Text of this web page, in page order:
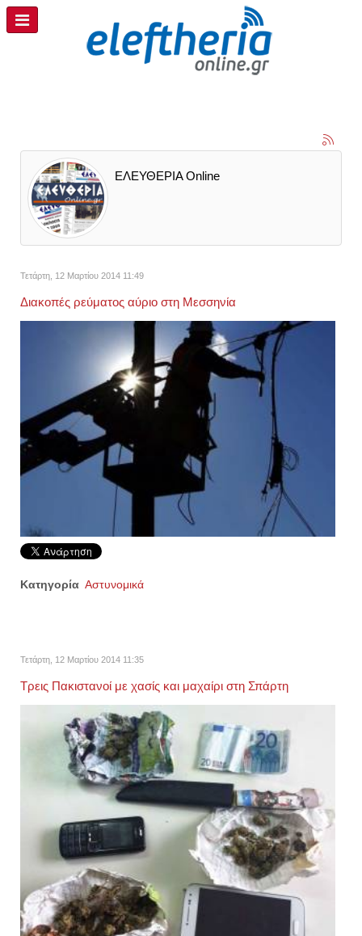
ΕΛΕΥΘΕΡΙΑ Online
Τετάρτη, 12 Μαρτίου 2014 11:49
Διακοπές ρεύματος αύριο στη Μεσσηνία
Κατηγορία Αστυνομικά
Τετάρτη, 12 Μαρτίου 2014 11:35
Τρεις Πακιστανοί με χασίς και μαχαίρι στη Σπάρτη